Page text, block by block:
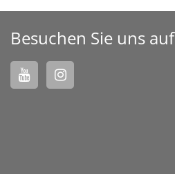
Besuchen Sie uns auf